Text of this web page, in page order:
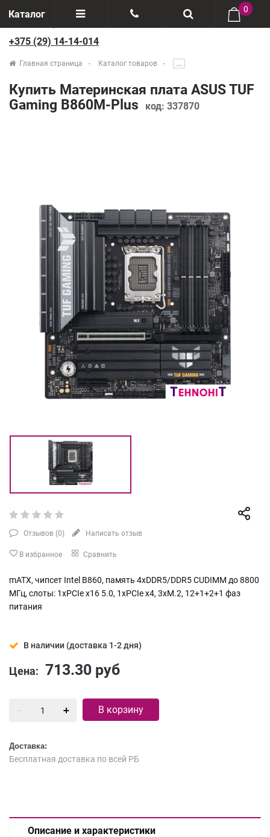
Каталог
Отзывы
Производители
+375(29) 888-44-44
0
+375 (29) 14-14-014
Главная страница Каталог товаров .....
Купить Материнская плата ASUS TUF
Gaming B860M-Plus
код: 337870
Отзывов (0) Написать отзыв
В избранное Сравнить
mATX, чипсет Intel B860, память 4xDDR5/DDR5 CUDIMM до 8800
МГц, слоты: 1xPCIe x16 5.0, 1xPCIe x4, 3xM.2, 12+1+2+1 фаз
питания
В наличии (доставка 1-2 дня)
Цена: 713.30 руб
В корзину
Доставка:
Бесплатная доставка по всей РБ
Описание и характеристики